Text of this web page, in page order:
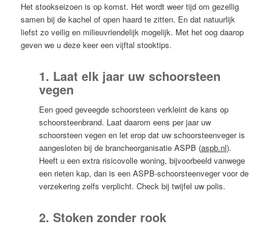
Het stookseizoen is op komst. Het wordt weer tijd om gezellig
samen bij de kachel of open haard te zitten. En dat natuurlijk
liefst zo veilig en milieuvriendelijk mogelijk. Met het oog daarop
geven we u deze keer een vijftal stooktips.
1. Laat elk jaar uw schoorsteen
vegen
Een goed geveegde schoorsteen verkleint de kans op
schoorsteenbrand. Laat daarom eens per jaar uw
schoorsteen vegen en let erop dat uw schoorsteenveger is
aangesloten bij de brancheorganisatie ASPB (aspb.nl).
Heeft u een extra risicovolle woning, bijvoorbeeld vanwege
een rieten kap, dan is een ASPB-schoorsteenveger voor de
verzekering zelfs verplicht. Check bij twijfel uw polis.
2. Stoken zonder rook